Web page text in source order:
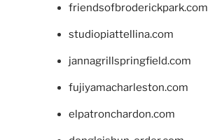
friendsofbroderickpark.com
studiopiattellina.com
jannagrillspringfield.com
fujiyamacharleston.com
elpatronchardon.com